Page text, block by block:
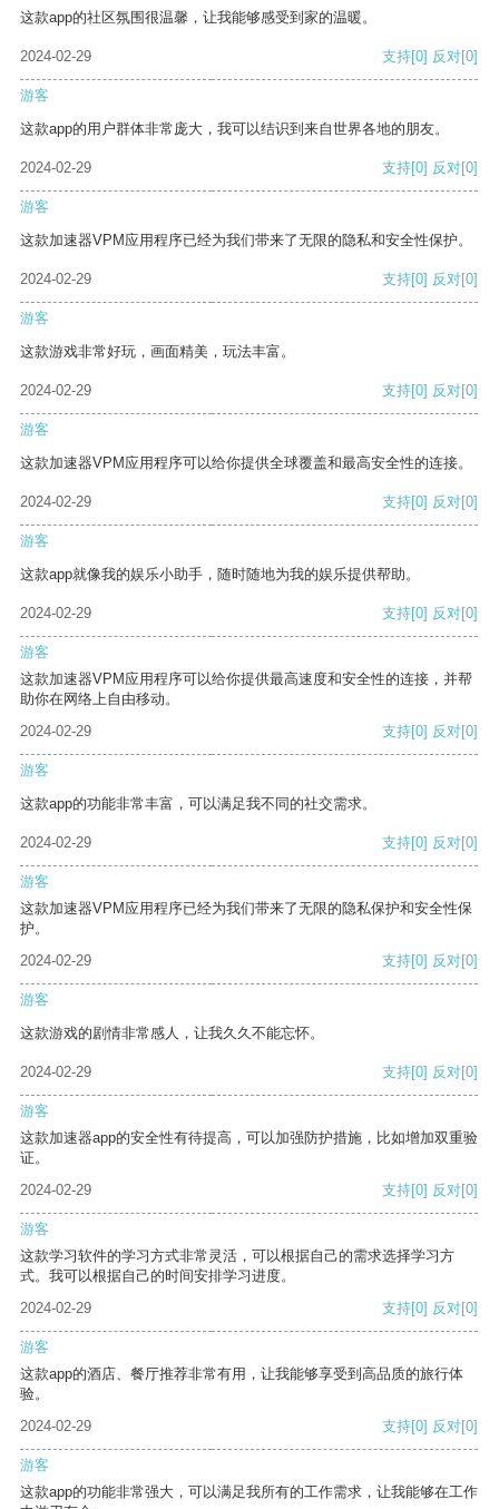
这款app的社区氛围很温馨，让我能够感受到家的温暖。
2024-02-29 支持[0] 反对[0]
游客
这款app的用户群体非常庞大，我可以结识到来自世界各地的朋友。
2024-02-29 支持[0] 反对[0]
游客
这款加速器VPM应用程序已经为我们带来了无限的隐私和安全性保护。
2024-02-29 支持[0] 反对[0]
游客
这款游戏非常好玩，画面精美，玩法丰富。
2024-02-29 支持[0] 反对[0]
游客
这款加速器VPM应用程序可以给你提供全球覆盖和最高安全性的连接。
2024-02-29 支持[0] 反对[0]
游客
这款app就像我的娱乐小助手，随时随地为我的娱乐提供帮助。
2024-02-29 支持[0] 反对[0]
游客
这款加速器VPM应用程序可以给你提供最高速度和安全性的连接，并帮
助你在网络上自由移动。
2024-02-29
支持[0] 反对[0]
游客
这款app的功能非常丰富，可以满足我不同的社交需求。
2024-02-29 支持[0] 反对[0]
游客
这款加速器VPM应用程序已经为我们带来了无限的隐私保护和安全性保
护。
2024-02-29
支持[0] 反对[0]
游客
这款游戏的剧情非常感人，让我久久不能忘怀。
2024-02-29 支持[0] 反对[0]
游客
这款加速器app的安全性有待提高，可以加强防护措施，比如增加双重验
证。
2024-02-29
支持[0] 反对[0]
游客
这款学习软件的学习方式非常灵活，可以根据自己的需求选择学习方
式。我可以根据自己的时间安排学习进度。
2024-02-29
支持[0] 反对[0]
游客
这款app的酒店、餐厅推荐非常有用，让我能够享受到高品质的旅行体
验。
2024-02-29
支持[0] 反对[0]
游客
这款app的功能非常强大，可以满足我所有的工作需求，让我能够在工作